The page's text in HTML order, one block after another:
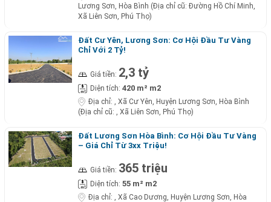
Lương Sơn, Hòa Bình (Địa chỉ cũ: Đường Hồ Chí Minh,
Xã Liên Sơn, Phú Thọ)
Đất Cư Yên, Lương Sơn: Cơ Hội Đầu Tư Vàng
Chỉ Với 2 Tỷ!
Giá tiền: 2,3 tỷ
Diện tích: 420 m² m2
Địa chỉ:
, Xã Cư Yên, Huyện Lương Sơn, Hòa Bình
(Địa chỉ cũ: , Xã Liên Sơn, Phú Thọ)
Đất Lương Sơn Hòa Bình: Cơ Hội Đầu Tư Vàng
– Giá Chỉ Từ 3xx Triệu!
Giá tiền: 365 triệu
Diện tích: 55 m² m2
Địa chỉ:
, Xã Cao Dương, Huyện Lương Sơn, Hòa